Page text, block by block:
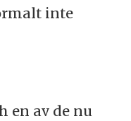
inte
en av de nu